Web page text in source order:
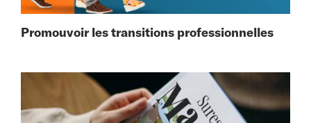
Promouvoir les transitions professionnelles